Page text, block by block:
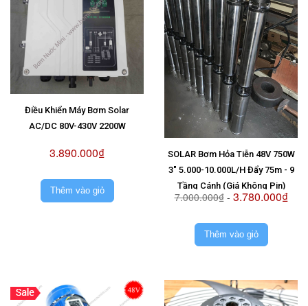
Điều Khiển Máy Bơm Solar
AC/DC 80V-430V 2200W
3.890.000₫
Thêm vào giỏ
SOLAR Bơm Hỏa Tiễn 48V 750W
3" 5.000-10.000L/H Đẩy 75m - 9
Tầng Cánh (Giá Không Pin)
7.000.000₫- 3.780.000₫
Thêm vào giỏ